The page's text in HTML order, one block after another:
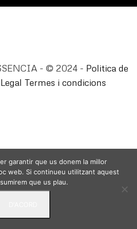
- © 2024 - Politica de
Termes i condicions
garantir que us donem la millor
web. Si continueu utilitzant aquest
que us plau.